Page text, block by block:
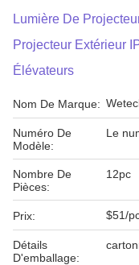
Lumière De
Projecteur Extérieur
Élévateurs
Nom De Marque:
Numéro De
Modèle:
Le
Nombre De
Pièces:
12pc
Prix: $51/
Détails
D'emballage: